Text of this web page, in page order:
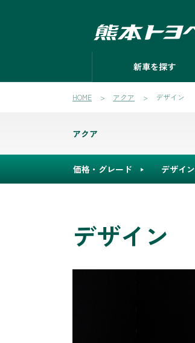
新車を探す
HOME アクア デザイン
アクア
価格・グレード デザイン
デザイン